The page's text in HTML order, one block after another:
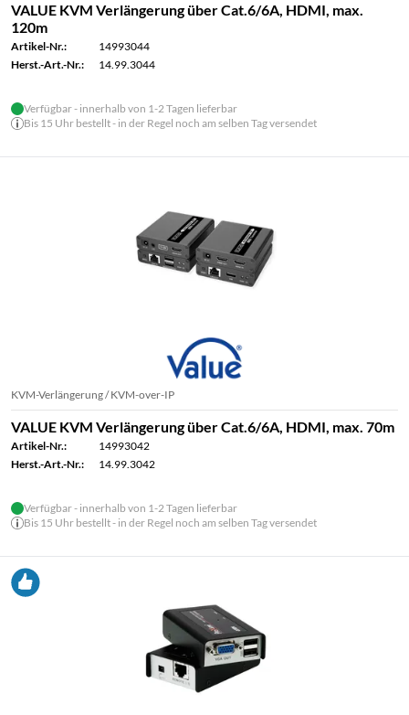
VALUE KVM Verlängerung über Cat.6/6A, HDMI, max.
120m
Artikel-Nr.:
14993044
Herst.-Art.-Nr.:
14.99.3044
Verfügbar - innerhalb von 1-2 Tagen lieferbar
Bis 15 Uhr bestellt - in der Regel noch am selben Tag versendet
KVM-Verlängerung / KVM-over-IP
VALUE KVM Verlängerung über Cat.6/6A, HDMI, max. 70m
Artikel-Nr.:
14993042
Herst.-Art.-Nr.:
14.99.3042
Verfügbar - innerhalb von 1-2 Tagen lieferbar
Bis 15 Uhr bestellt - in der Regel noch am selben Tag versendet